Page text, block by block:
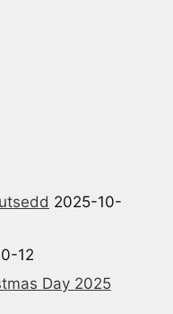
2025-10-
12
Day 2025